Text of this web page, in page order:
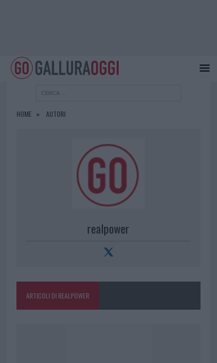
HOME AUTORI
realpower
ARTICOLI DI REALPOWER